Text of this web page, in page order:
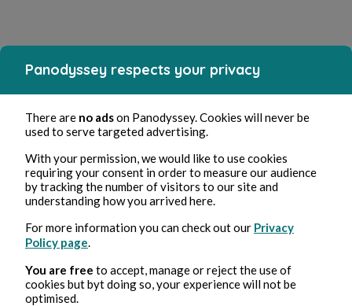
Panodyssey respects your privacy
There are no adson Panodyssey. Cookies will never be
used to serve targeted advertising.
With your permission, we would like to use cookies
requiring your consent in order to measure our audience
by tracking the number of visitors to our site and
understanding how you arrived here.
For more information you can check out our Privacy
Policy page
You are free to accept, manage or reject the use of
cookies but byt doing so, your experience will not be
optimised.